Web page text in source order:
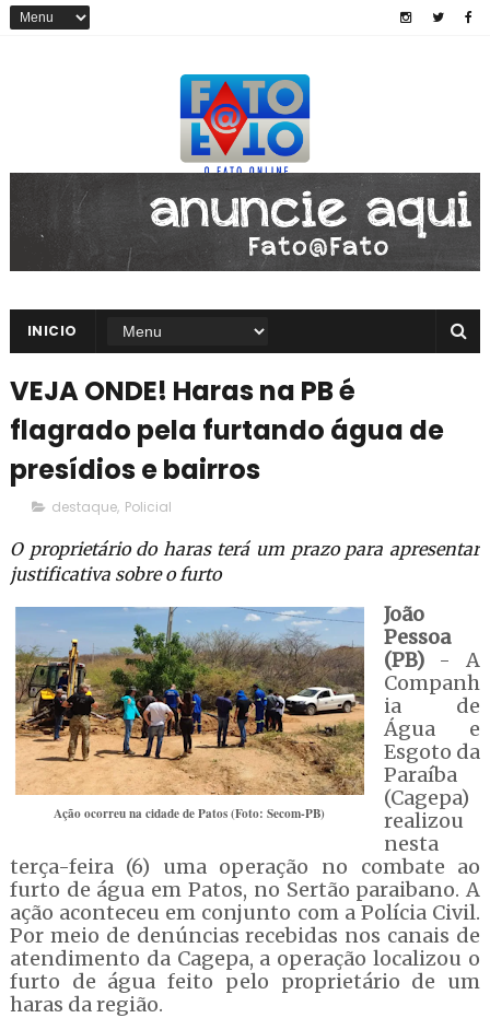
INICIO
VEJA ONDE! Haras na PB é
flagrado pela furtando água de
presídios e bairros
destaque, Policial
O proprietário do haras terá um prazo para apresentar
justificativa sobre o furto
Ação ocorreu na cidade de Patos (Foto: Secom-PB)
João
Pessoa
(PB)- A
Companh
ia de
Água e
Esgoto da
Paraíba
(Cagepa)
realizou
nesta
terça-feira (6) uma operação no combate ao
furto de água em Patos, no Sertão paraibano. A
ação aconteceu em conjunto com a Polícia Civil.
Por meio de denúncias recebidas nos canais de
atendimento da Cagepa, a operação localizou o
furto de água feito pelo proprietário de um
haras da região.